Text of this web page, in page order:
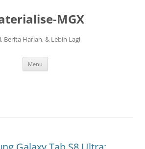
MGX
Berita Harian, & Lebih Lagi
Menu